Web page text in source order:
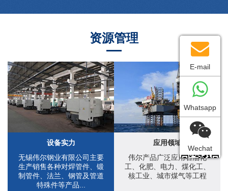
更加满意，更加信赖。 欢迎国内外广大新老客户莅临指导与合作！
资源管理
设备实力
无锡伟尔钢业有限公司主要
生产销售各种对焊管件、锻
制管件、法兰、钢管及管道
特殊件等产品...
应用领域
伟尔产品广泛应用石油化
工、化肥、电力、煤化工、
核工业、城市煤气等工程
E-mail
Whatsapp
Wechat